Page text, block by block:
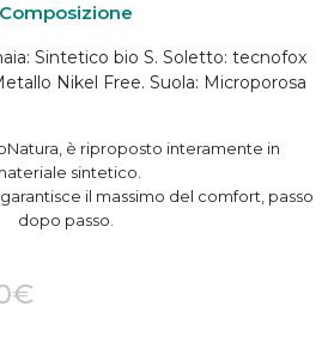
Composizione
Sintetico bio S. Soletto: tecnofox
Nikel Free. Suola: Microporosa
è riproposto interamente in
sintetico.
il massimo del comfort, passo
dopo passo.
€